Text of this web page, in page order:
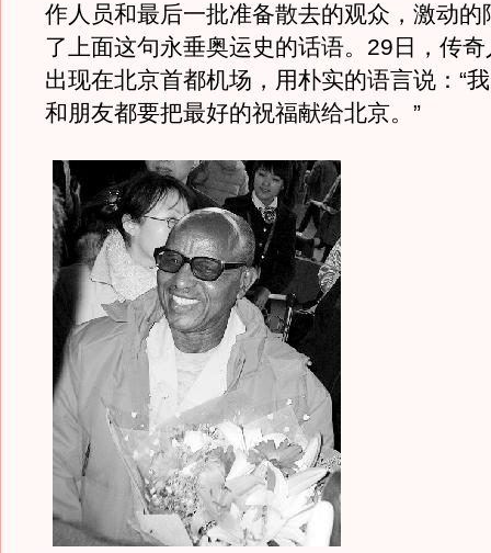
作人员和最后一批准备散去的观众，激动的
了上面这句永垂奥运史的话语。29日，传
出现在北京首都机场，用朴实的语言说：“
和朋友都要把最好的祝福献给北京。”